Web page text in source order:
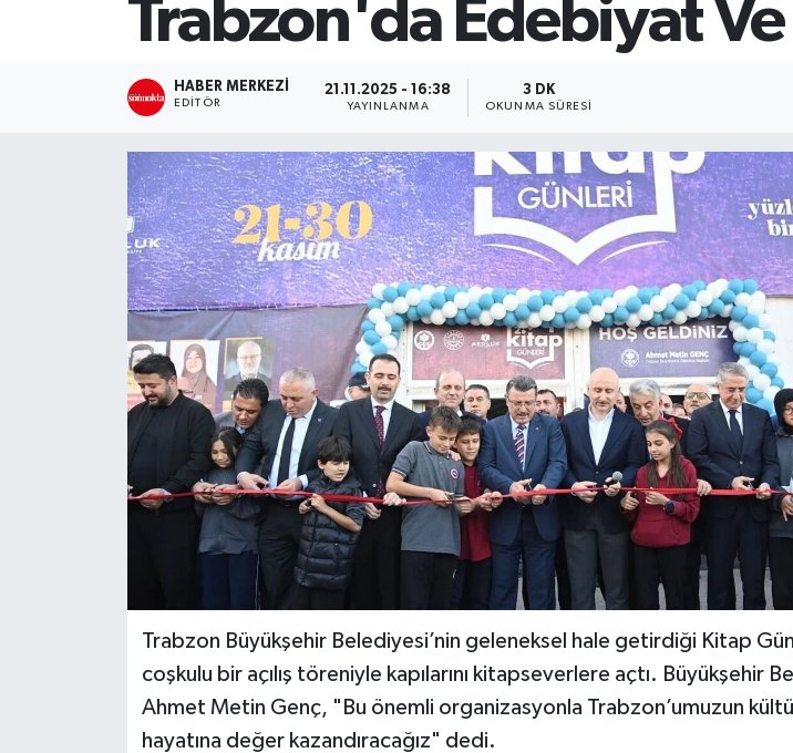
Trabzon'da Edebiyat
HABER MERKEZI
EDITÖR
21.11.2025 - 16:38
YAYINLANMA
3 DK
OKUNMA SÜRESI
Trabzon Büyükşehir Belediyesi’nin geleneksel hale getirdiği Kitap
coşkulu bir açılış töreniyle kapılarını kitapseverlere açtı. Büyükşehir
Ahmet Metin Genç, "Bu önemli organizasyonla Trabzon’umuzun
hayatına değer kazandıracağız" dedi.
Teknoloji
TRABZON
TRABZONSPOR